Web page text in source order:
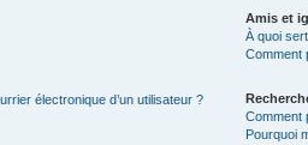
électronique d’un utilisateur ?
Amis et
À quoi
Comment
Comment
Pourquoi